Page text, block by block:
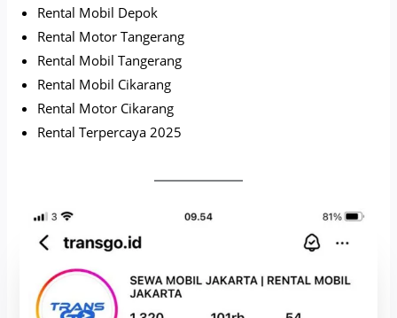
Rental Mobil Depok
Rental Motor Tangerang
Rental Mobil Tangerang
Rental Mobil Cikarang
Rental Motor Cikarang
Rental Terpercaya 2025